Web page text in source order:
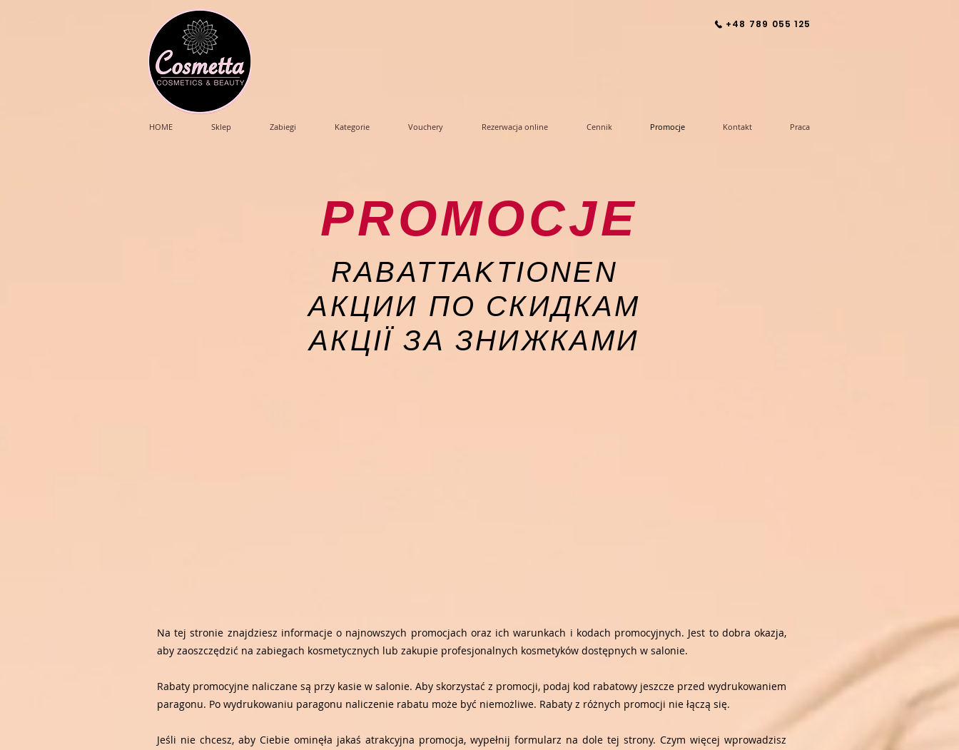
+48 789 055 125
HOME Sklep Zabiegi Kategorie Vouchery Rezerwacja online Cennik Promocje Kontakt Praca
PROMOCJE
RABATTAKTIONEN
АКЦИИ ПО СКИДКАМ
АКЦІЇ ЗА ЗНИЖКАМИ
Na tej stronie znajdziesz informacje o najnowszych promocjach oraz ich warunkach i kodach promocyjnych. Jest to dobra okazja,
aby zaoszczędzić na zabiegach kosmetycznych lub zakupie profesjonalnych kosmetyków dostępnych w salonie.
Rabaty promocyjne naliczane są przy kasie w salonie. Aby skorzystać z promocji, podaj kod rabatowy jeszcze przed wydrukowaniem
paragonu. Po wydrukowaniu paragonu naliczenie rabatu może być niemożliwe. Rabaty z różnych promocji nie łączą się.
Jeśli nie chcesz, aby Ciebie ominęła jakaś atrakcyjna promocja, wypełnij formularz na dole tej strony. Czym więcej wprowadzisz